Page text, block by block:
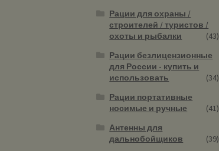
Рации для охраны /
строителей / туристов /
охоты и рыбалки
(43)
Рации безлицензионные
для России - купить и
использовать
(34)
Рации портативные
носимые и ручные
(41)
Антенны для
дальнобойщиков
(39)